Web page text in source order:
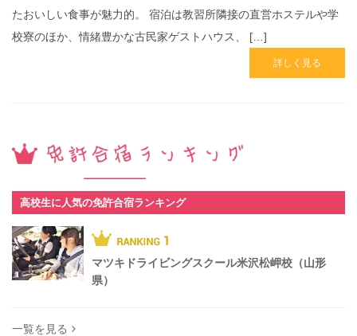
たおいしい食事が魅力的。 宿泊は教習所隣接の直営ホステルや学
校寮のほか、情緒豊かな古民家ゲストハウス、 […]
詳しく見る
高校生に人気の免許合宿ランキング
一覧を見る
マツキドライビングスクール米沢松岬校（山形
県）